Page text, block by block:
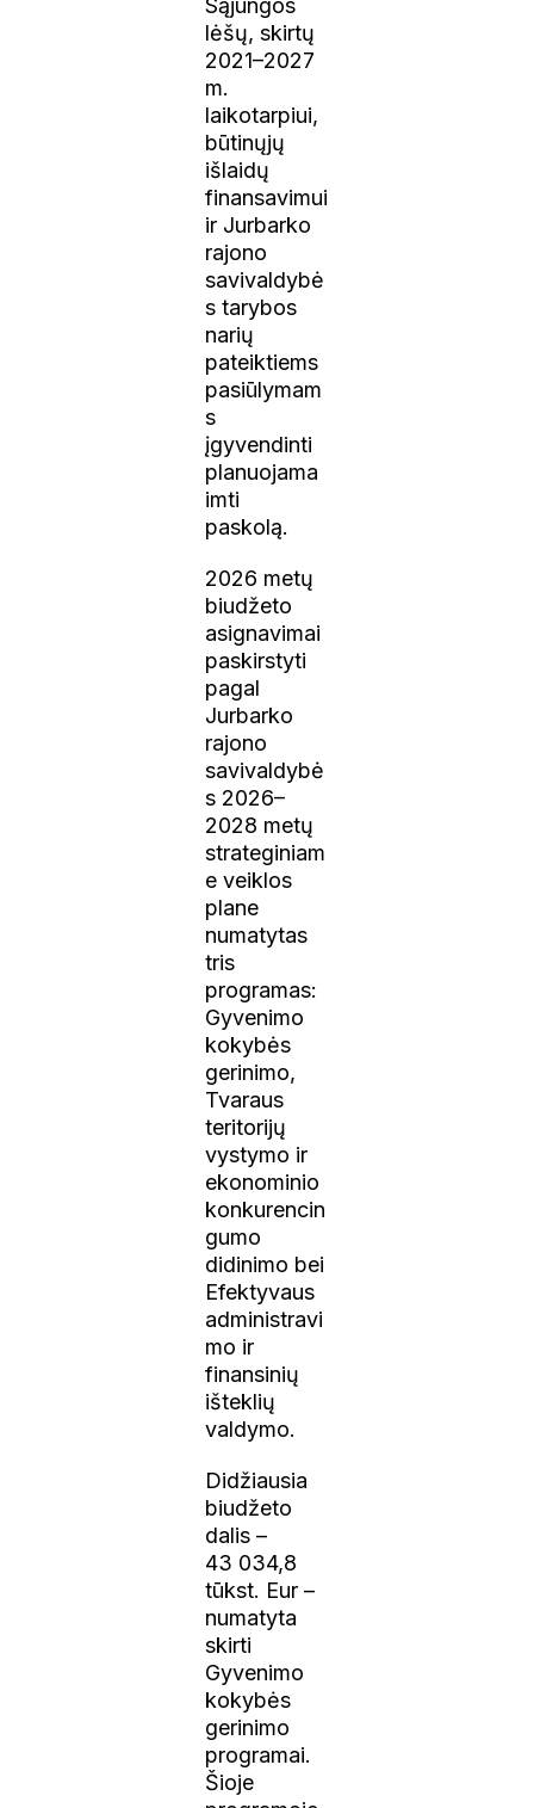
Sąjungos
lėšų, skirtų
2021–2027
m.
laikotarpiui,
būtinųjų
išlaidų
finansavimui
ir Jurbarko
rajono
savivaldybė
s tarybos
narių
pateiktiems
pasiūlymam
s
įgyvendinti
planuojama
imti
paskolą.
2026 metų
biudžeto
asignavimai
paskirstyti
pagal
Jurbarko
rajono
savivaldybė
s 2026–
2028 metų
strateginiam
e veiklos
plane
numatytas
tris
programas:
Gyvenimo
kokybės
gerinimo,
Tvaraus
teritorijų
vystymo ir
ekonominio
konkurencin
gumo
didinimo bei
Efektyvaus
administravi
mo ir
finansinių
išteklių
valdymo.
Didžiausia
biudžeto
dalis –
43 034,8
tūkst. Eur –
numatyta
skirti
Gyvenimo
kokybės
gerinimo
programai.
Šioje